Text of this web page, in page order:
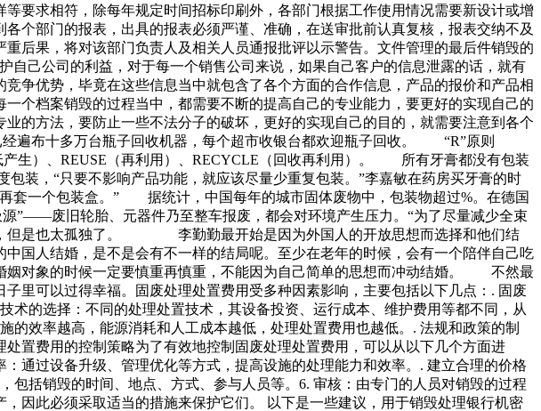
要求相符，除每年规定时间招标印刷外，各部门根据工作使用情况需要新设计或增
个部门的报表，出具的报表必须严谨、准确，在送审批前认真复核，报表交纳不及
后果，将对该部门负责人及相关人员通报批评以示警告。文件管理的最后件销毁的
自己公司的利益，对于每一个销售公司来说，如果自己客户的信息泄露的话，就有
争优势，毕竟在这些信息当中就包含了各个方面的合作信息，产品的报价和产品相
个档案销毁的过程当中，都需要不断的提高自己的专业能力，要更好的实现自己的
的方法，要防止一些不法分子的破坏，更好的实现自己的目的，就需要注意到各个
经遍布十多万台瓶子回收机器，每个超市收银台都欢迎瓶子回收。 “R”原则
生）、REUSE（再利用）、RECYCLE（回收再利用）。 所有牙膏都没有包装
装，“只要不影响产品功能，就应该尽量少重复包装。”李嘉敏在药房买牙膏的时
套一个包装盒。” 据统计，中国每年的城市固体废物中，包装物超过%。在德国
废旧轮胎、元器件乃至整车报废，都会对环境产生压力。“为了尽量减少全束
，但是也太孤独了。 李勤勤最开始是因为外国人的开放思想而选择和他们结
人结婚，是不是会有不一样的结局呢。至少在老年的时候，会有一个陪伴自己吃
象的时候一定要慎重再慎重，不能因为自己简单的思想而冲动结婚。 不然最
里可以过得幸福。固废处理处置费用受多种因素影响，主要包括以下几点：. 固废
的选择：不同的处理处置技术，其设备投资、运行成本、维护费用等都不同，从
效率越高，能源消耗和人工成本越低，处理处置费用也越低。. 法规和政策的制
置费用的控制策略为了有效地控制固废处理处置费用，可以从以下几个方面进
通过设备升级、管理优化等方式，提高设施的处理能力和效率。. 建立合理的价格
括销毁的时间、地点、方式、参与人员等。6. 审核：由专门的人员对销毁的过程
因此必须采取适当的措施来保护它们。 以下是一些建议，用于销毁处理银行机密